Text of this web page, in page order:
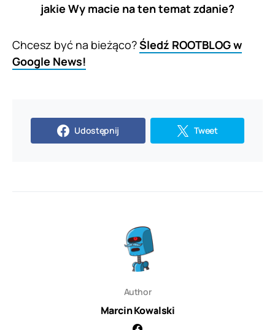
jakie Wy macie na ten temat zdanie?
Chcesz być na bieżąco?Śledź ROOTBLOG w
Google News!
Udostępnij Tweet
Author
Marcin Kowalski